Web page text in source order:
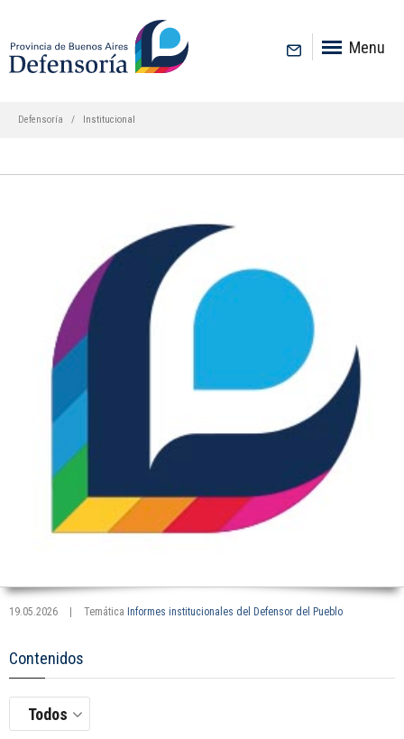
Menu
Defensoría Institucional
19.05.2026 Temática Informes institucionales del Defensor del Pueblo
Contenidos
Todos